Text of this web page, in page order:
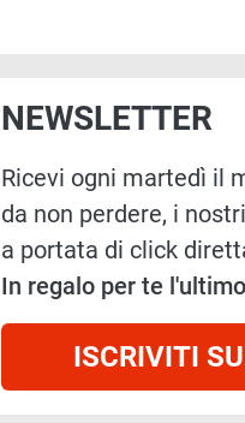
NEWSLETTER
Ricevi ogni martedì il
da non perdere, i
a portata di click
In regalo per te
ISCRIVITI